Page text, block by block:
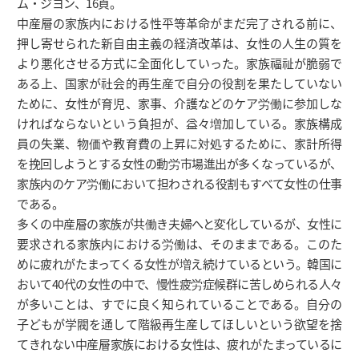
中産層の家族内における性平等革命がまだ完了される前に、
押し寄せられた新自由主義の経済改革は、女性の人生の質を
より悪化させる方式に全面化していった。家族福祉が脆弱で
ある上、国家が社会的再生産で自分の役割を果たしていない
ために、女性が育児、家事、介護などのケア労働に参加しな
ければならないという負担が、益々増加している。家族構成
員の失業、物価や教育費の上昇に対処するために、家計所得
を挽回しようとする女性の動労市場進出が多くなっているが、
家族内のケア労働において担わされる役割もすべて女性の仕事
である。
多くの中産層の家族が共働き夫婦へと変化しているが、女性に
要求される家族内における労働は、そのままである。このた
めに疲れがたまってくる女性が増え続けているという。韓国に
おいて40代の女性の中で、慢性疲労症候群に苦しめられる人々
が多いことは、すでに良く知られていることである。自分の
子どもが学閥を通して階級再生産してほしいという欲望を捨
てきれない中産層家族における女性は、疲れがたまっているに